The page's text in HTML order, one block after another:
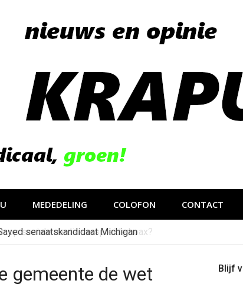
MEDEDELING COLOFON CONTACT
senaatskandidaat Michigan
op sociale media verspreide hoax?
gemeente de wet
Blijf